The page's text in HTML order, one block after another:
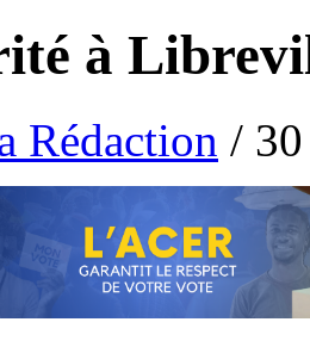
à
Rédaction /